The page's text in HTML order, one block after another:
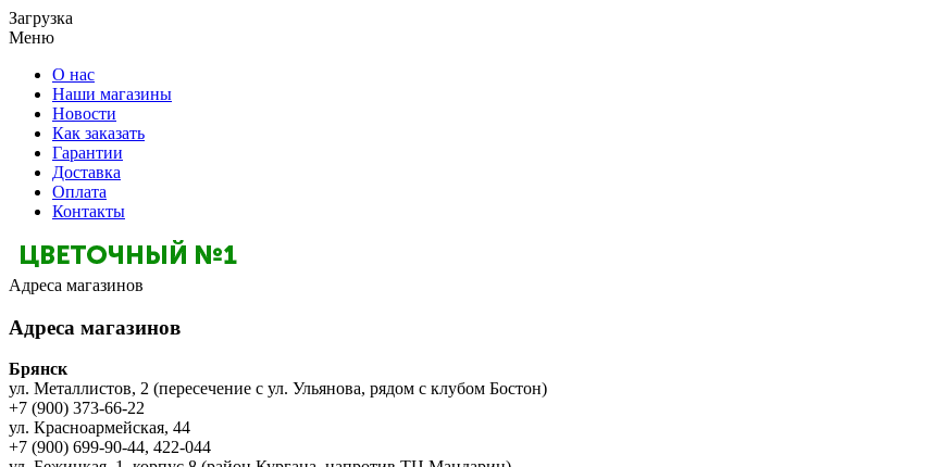
Загрузка
Меню
О нас
Наши магазины
Новости
Как заказать
Гарантии
Доставка
Оплата
Контакты
Адреса магазинов
Адреса магазинов
Брянск
ул. Металлистов, 2 (пересечение с ул. Ульянова, рядом с клубом Бостон)
+7 (900) 373-66-22
ул. Красноармейская, 44
+7 (900) 699-90-44, 422-044